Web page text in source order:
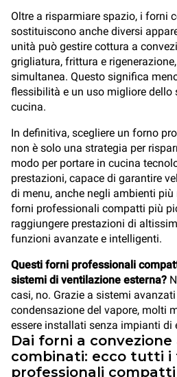
Oltre a risparmiare spazio, i forni
sostituiscono anche diversi
unità può gestire cottura a
grigliatura, frittura e
simultanea. Questo significa
flessibilità e un uso migliore
cucina.
In definitiva, scegliere un forno
non è solo una strategia per
modo per portare in cucina
prestazioni, capace di garantire
di menu, anche negli ambienti più
forni professionali compatti più
raggiungere prestazioni di
funzioni avanzate e intelligenti.
Questi forni professionali
sistemi di ventilazione esterna?
casi, no. Grazie a sistemi
condensazione del vapore, molti
essere installati senza impianti di
Dai forni a
combinati: ecco tutti i
professionali compatti